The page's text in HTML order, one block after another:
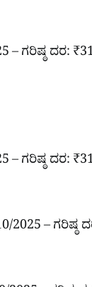
– ಗರಿಷ್ಠ ದರ:
– ಗರಿಷ್ಠ ದರ:
2025 – ಗರಿಷ್ಠ